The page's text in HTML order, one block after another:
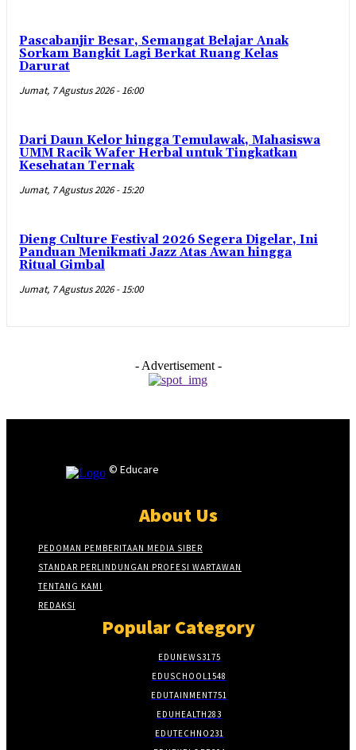
Pascabanjir Besar, Semangat Belajar Anak
Sorkam Bangkit Lagi Berkat Ruang Kelas
Darurat
Jumat, 7 Agustus 2026 - 16:00
Dari Daun Kelor hingga Temulawak, Mahasiswa
UMM Racik Wafer Herbal untuk Tingkatkan
Kesehatan Ternak
Jumat, 7 Agustus 2026 - 15:20
Dieng Culture Festival 2026 Segera Digelar, Ini
Panduan Menikmati Jazz Atas Awan hingga
Ritual Gimbal
Jumat, 7 Agustus 2026 - 15:00
- Advertisement -
© Educare
About Us
PEDOMAN PEMBERITAAN MEDIA SIBER
STANDAR PERLINDUNGAN PROFESI WARTAWAN
TENTANG KAMI
REDAKSI
Popular Category
EDUNEWS3175
EDUSCHOOL1548
EDUTAINMENT751
EDUHEALTH283
EDUTECHNO231